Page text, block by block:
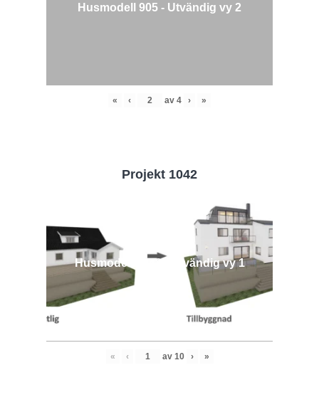
Husmodell 905 - Utvändig vy 2
« ‹ av 4 › »
Projekt 1042
Husmodell 1042 - Utvändig vy 1
« ‹ av 10 › »